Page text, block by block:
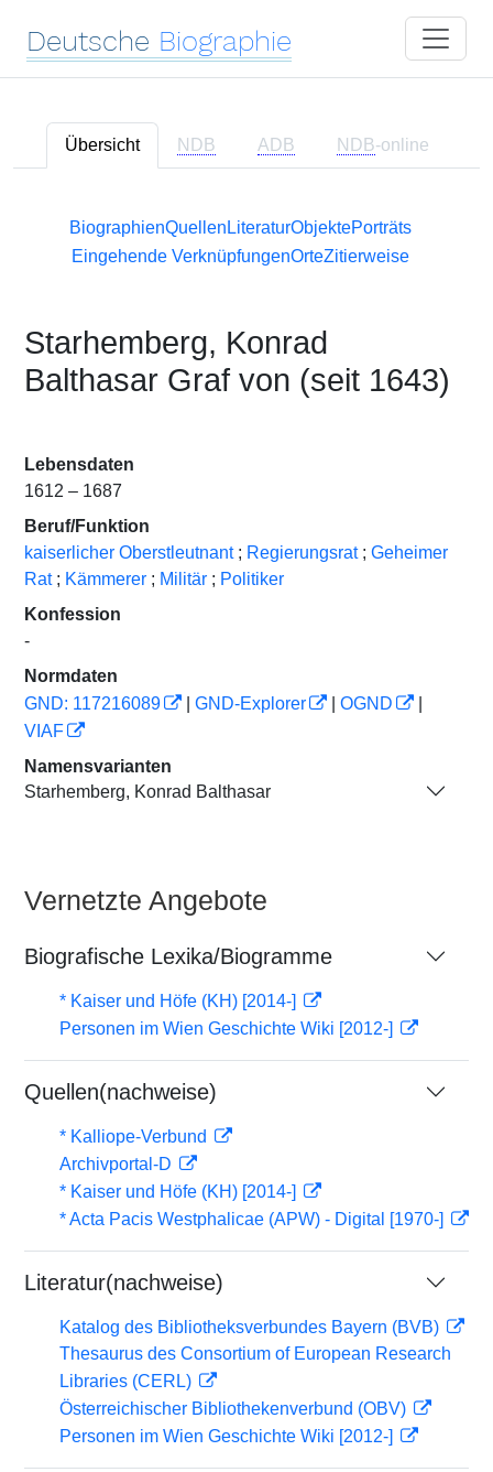
Deutsche Biographie
Übersicht NDB ADB NDB-online
BiographienQuellen LiteraturObjektePorträts
Eingehende VerknüpfungenOrteZitierweise
Starhemberg, Konrad
Balthasar Graf von (seit 1643)
Lebensdaten
1612 – 1687
Beruf/Funktion
kaiserlicher Oberstleutnant ; Regierungsrat ; Geheimer
Rat ; Kämmerer ; Militär ; Politiker
Konfession
-
Normdaten
GND: 117216089
GND-Explorer OGND
VIAF
Namensvarianten
Starhemberg, Konrad Balthasar
Vernetzte Angebote
Biografische Lexika/Biogramme
* Kaiser und Höfe (KH) [2014-]
Personen im Wien Geschichte Wiki [2012-]
Quellen(nachweise)
* Kalliope-Verbund
Archivportal-D
* Kaiser und Höfe (KH) [2014-]
* Acta Pacis Westphalicae (APW) - Digital [1970-]
Literatur(nachweise)
Katalog des Bibliotheksverbundes Bayern (BVB)
Thesaurus des Consortium of European Research
Libraries (CERL)
Österreichischer Bibliothekenverbund (OBV)
Personen im Wien Geschichte Wiki [2012-]